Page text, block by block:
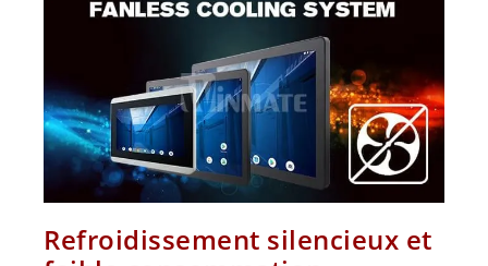
Refroidissement silencieux et